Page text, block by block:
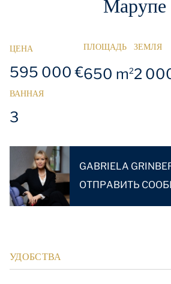
Марупе
ЦЕНА
595 000 €
ПЛОЩАДЬ
650 m2
ЗЕМЛЯ
2
ВАННАЯ
3
GABRIELA
OТПРАВИТЬ
УДОБСТВА